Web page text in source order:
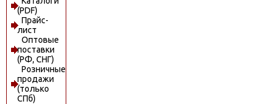
(PDF)
Прайс-
лист
Оптовые
поставки
(РФ, СНГ)
Розничные
продажи
(только
СПб)